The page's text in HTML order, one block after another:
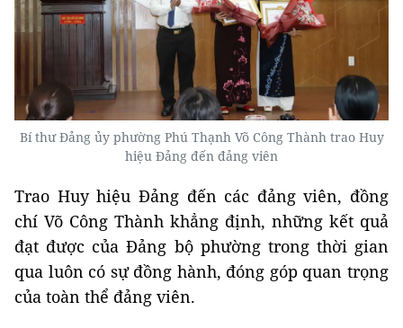
Bí thư Đảng ủy phường Phú Thạnh Võ Công Thành trao Huy
hiệu Đảng đến đảng viên
Trao Huy hiệu Đảng đến các đảng viên, đồng
chí Võ Công Thành khẳng định, những kết quả
đạt được của Đảng bộ phường trong thời gian
qua luôn có sự đồng hành, đóng góp quan trọng
của toàn thể đảng viên.